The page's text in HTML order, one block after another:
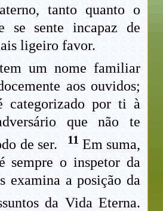
tanto quanto o
se sente incapaz de
ligeiro favor.
um nome familiar
aos ouvidos;
categorizado por ti à
que não te
de ser.
11 Em suma,
sempre o inspetor da
examina a posição da
da Vida Eterna.